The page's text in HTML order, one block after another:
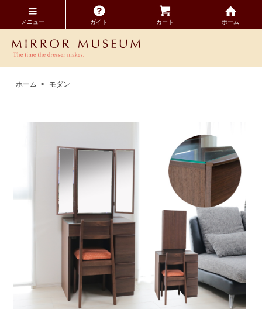
メニュー ガイド カート ホーム
ホーム > モダン